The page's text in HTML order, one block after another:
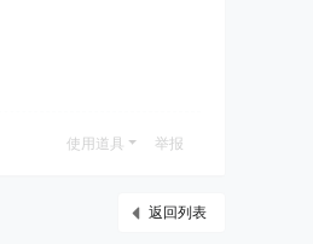
使用道具 举报
返回列表